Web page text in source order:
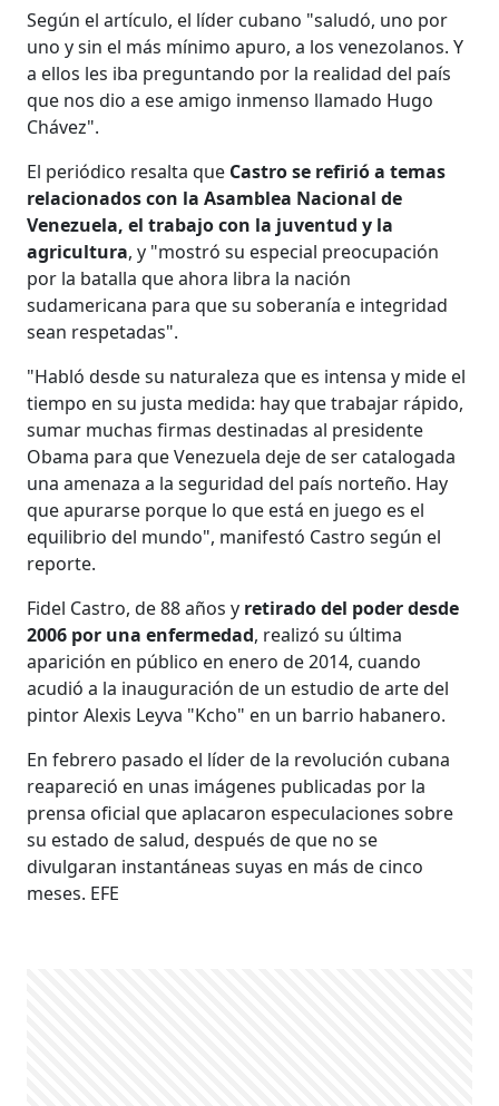
Según el artículo, el líder cubano "saludó, uno por
uno y sin el más mínimo apuro, a los venezolanos. Y
a ellos les iba preguntando por la realidad del país
que nos dio a ese amigo inmenso llamado Hugo
Chávez".
El periódico resalta que Castro se refirió a temas
relacionados con la Asamblea Nacional de
Venezuela, el trabajo con la juventud y la
agricultura, y "mostró su especial preocupación
por la batalla que ahora libra la nación
sudamericana para que su soberanía e integridad
sean respetadas".
"Habló desde su naturaleza que es intensa y mide el
tiempo en su justa medida: hay que trabajar rápido,
sumar muchas firmas destinadas al presidente
Obama para que Venezuela deje de ser catalogada
una amenaza a la seguridad del país norteño. Hay
que apurarse porque lo que está en juego es el
equilibrio del mundo", manifestó Castro según el
reporte.
Fidel Castro, de 88 años y retirado del poder desde
2006 por una enfermedad, realizó su última
aparición en público en enero de 2014, cuando
acudió a la inauguración de un estudio de arte del
pintor Alexis Leyva "Kcho" en un barrio habanero.
En febrero pasado el líder de la revolución cubana
reapareció en unas imágenes publicadas por la
prensa oficial que aplacaron especulaciones sobre
su estado de salud, después de que no se
divulgaran instantáneas suyas en más de cinco
meses. EFE